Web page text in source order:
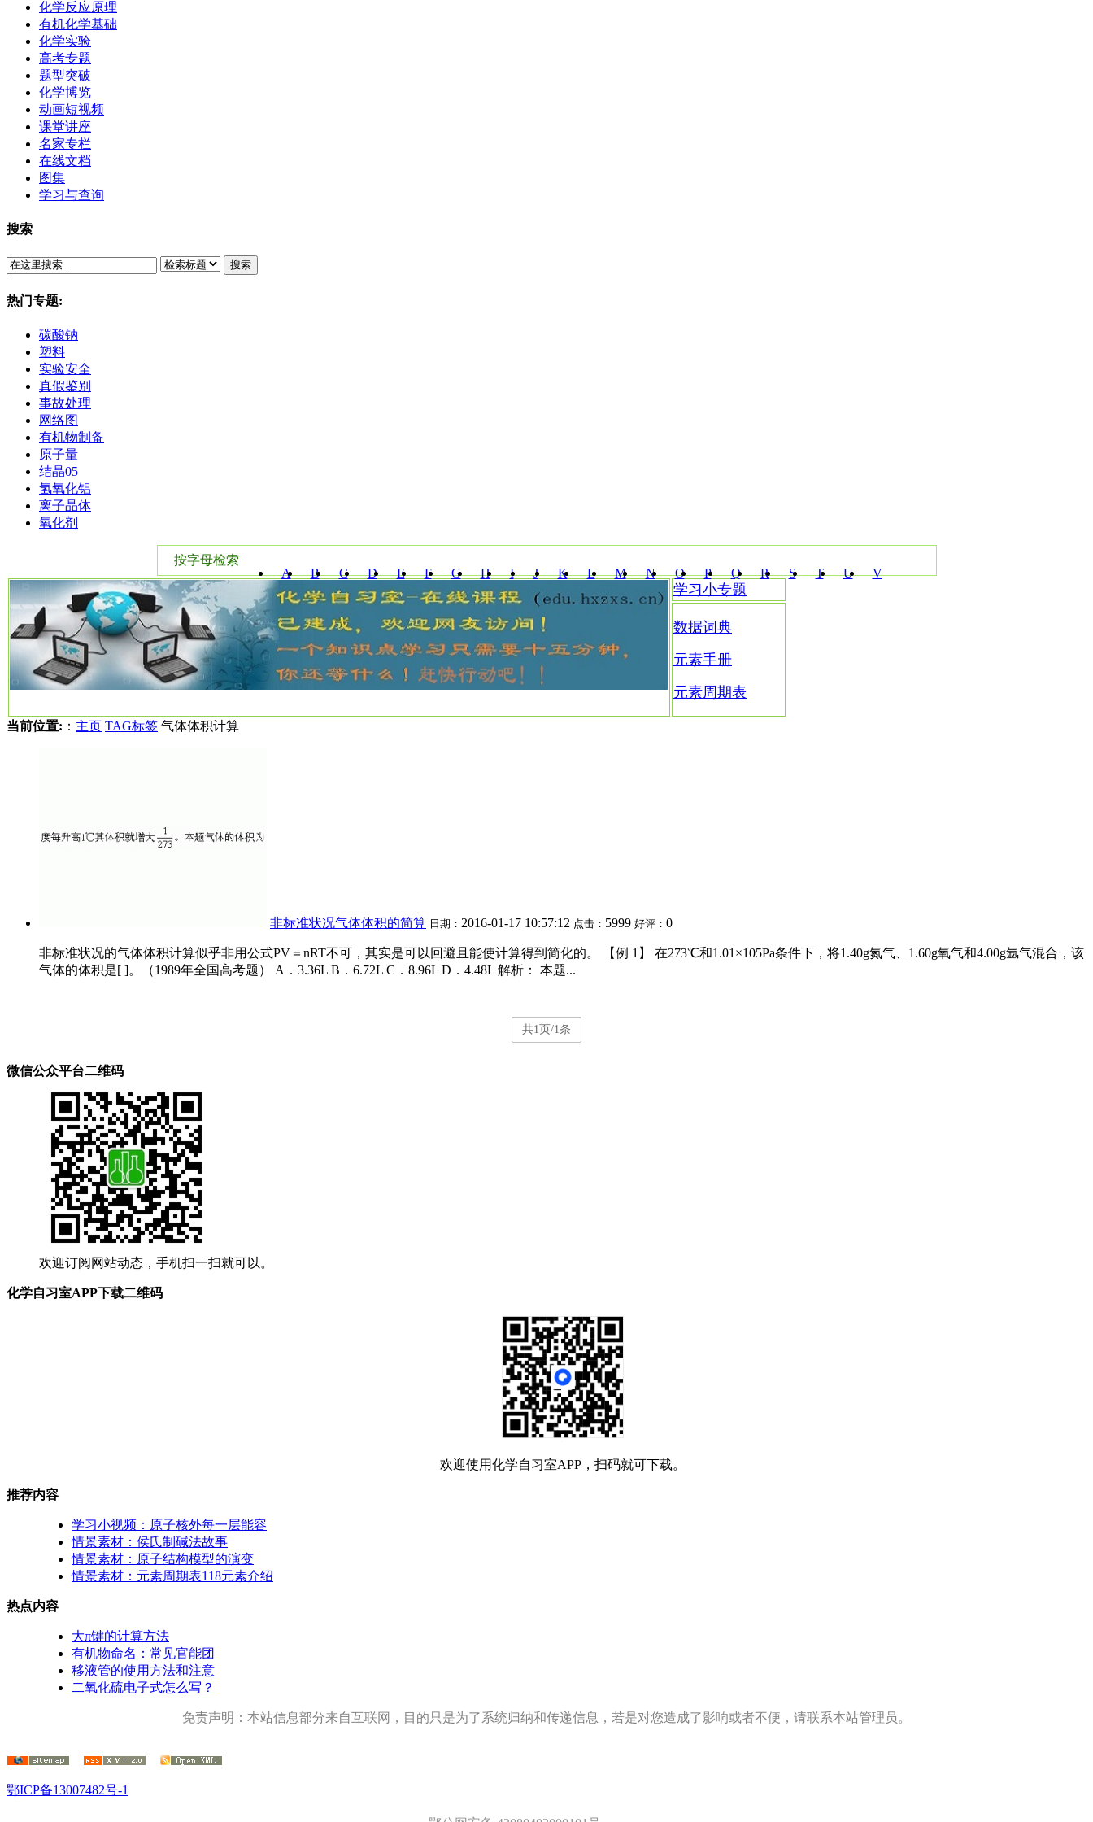
化学反应原理
有机化学基础
化学实验
高考专题
题型突破
化学博览
动画短视频
课堂讲座
名家专栏
在线文档
图集
学习与查询
搜索
搜索
热门专题:
碳酸钠
塑料
实验安全
真假鉴别
事故处理
网络图
有机物制备
原子量
结晶05
氢氧化铝
离子晶体
氧化剂
按字母检索
A
B C D E F G H I J K L M N O P Q R S T U V
W X Y Z
学习小专题
数据词典
元素手册
元素周期表
当前位置: ： 主页 TAG标签 气体体积计算
非标准状况气体体积的简算 日期： 2016-01-17 10:57:12 点击： 5999 好评： 0
非标准状况的气体体积计算似乎非用公式PV＝nRT不可，其实是可以回避且能使计算得到简化的。 【例 1】 在273℃和1.01×105Pa条件下，将1.40g氮气、1.60g氧气和4.00g氩气混合，该
气体的体积是[ ]。（1989年全国高考题） A．3.36L B．6.72L C．8.96L D．4.48L 解析： 本题...
共1页/1条
微信公众平台二维码
欢迎订阅网站动态，手机扫一扫就可以。
化学自习室APP下载二维码
欢迎使用化学自习室APP，扫码就可下载。
推荐内容
学习小视频：原子核外每一层能容
情景素材：侯氏制碱法故事
情景素材：原子结构模型的演变
情景素材：元素周期表118元素介绍
热点内容
大π键的计算方法
有机物命名：常见官能团
移液管的使用方法和注意
二氧化硫电子式怎么写？
免责声明：本站信息部分来自互联网，目的只是为了系统归纳和传递信息，若是对您造成了影响或者不便，请联系本站管理员。
鄂ICP备13007482号-1